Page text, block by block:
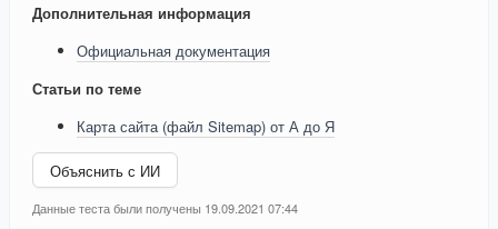
Дополнительная информация
Официальная документация
Статьи по теме
Карта сайта (файл Sitemap) от А до Я
Объяснить с ИИ
Данные теста были получены 19.09.2021 07:44